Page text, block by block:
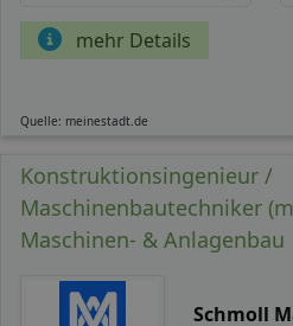
mehr Details
Quelle: meinestadt.de
Konstruktionsingenieur /
Maschinenbautechniker
Maschinen- & Anlagenbau
Schmoll